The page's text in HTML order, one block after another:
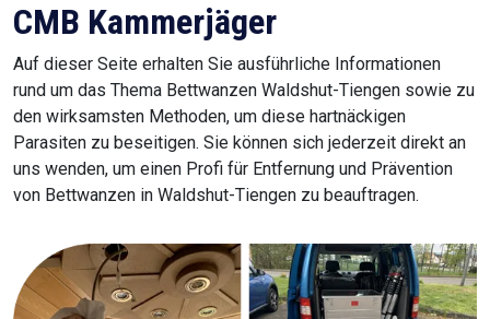
CMB Kammerjäger
Auf dieser Seite erhalten Sie ausführliche Informationen
rund um das Thema Bettwanzen Waldshut-Tiengen sowie zu
den wirksamsten Methoden, um diese hartnäckigen
Parasiten zu beseitigen. Sie können sich jederzeit direkt an
uns wenden, um einen Profi für Entfernung und Prävention
von Bettwanzen in Waldshut-Tiengen zu beauftragen.